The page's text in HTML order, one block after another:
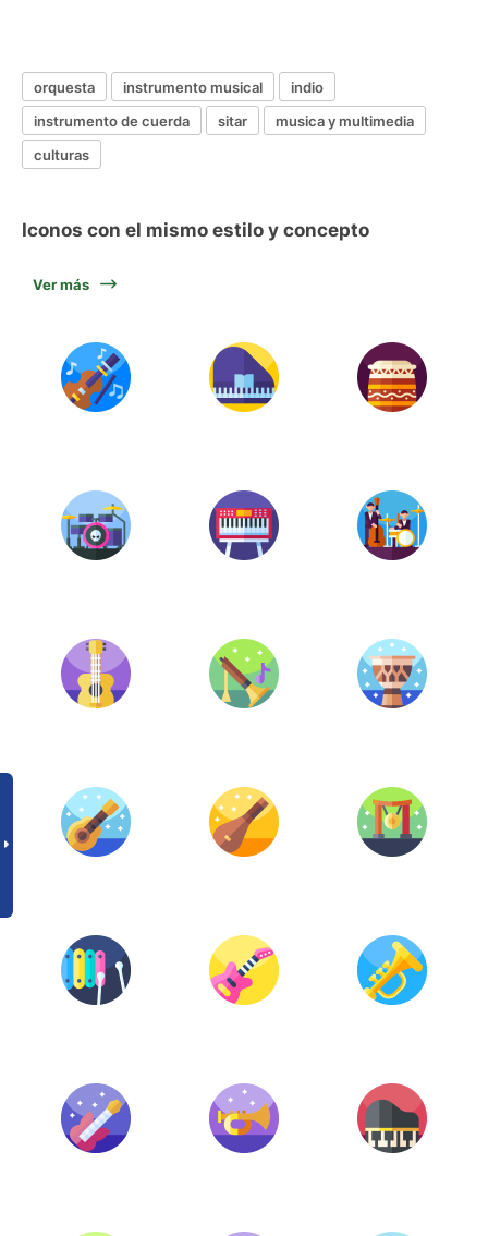
orquesta instrumento musical
indio
instrumento de cuerda
sitar
musica y multimedia
culturas
Iconos con el mismo estilo y concepto
Ver más